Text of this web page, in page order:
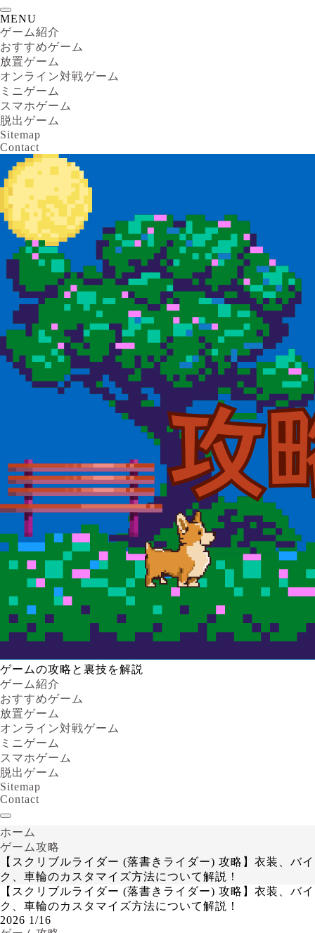
MENU
ゲーム紹介
おすすめゲーム
放置ゲーム
オンライン対戦ゲーム
ミニゲーム
スマホゲーム
脱出ゲーム
Sitemap
Contact
ゲームの攻略と裏技を解説
ゲーム紹介
おすすめゲーム
放置ゲーム
オンライン対戦ゲーム
ミニゲーム
スマホゲーム
脱出ゲーム
Sitemap
Contact
ホーム
ゲーム攻略
【スクリブルライダー (落書きライダー) 攻略】衣装、バイ
ク、車輪のカスタマイズ方法について解説！
【スクリブルライダー (落書きライダー) 攻略】衣装、バイ
ク、車輪のカスタマイズ方法について解説！
2026 1/16